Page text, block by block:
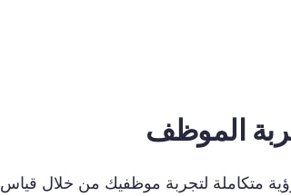
الموظف
متكاملة لتجربة موظفيك من خلال قياس